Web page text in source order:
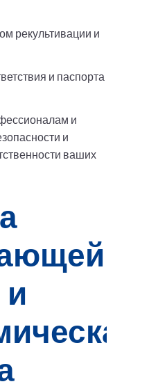
рекультивации и
и паспорта
и
и
ваших